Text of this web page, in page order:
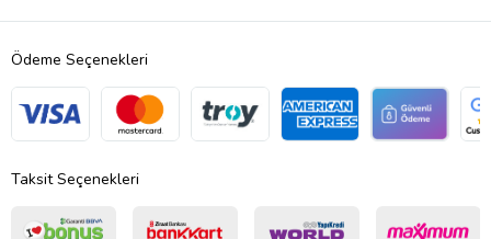
Ödeme Seçenekleri
Taksit Seçenekleri